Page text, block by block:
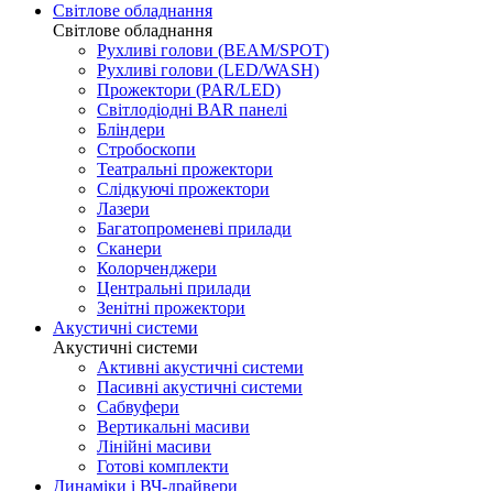
Світлове обладнання
Світлове обладнання
Рухливі голови (BEAM/SPOT)
Рухливі голови (LED/WASH)
Прожектори (PAR/LED)
Світлодіодні BAR панелі
Бліндери
Стробоскопи
Театральні прожектори
Слідкуючі прожектори
Лазери
Багатопроменеві прилади
Сканери
Колорченджери
Центральні прилади
Зенітні прожектори
Акустичні системи
Акустичні системи
Активні акустичні системи
Пасивні акустичні системи
Сабвуфери
Вертикальні масиви
Лінійні масиви
Готові комплекти
Динаміки і ВЧ-драйвери